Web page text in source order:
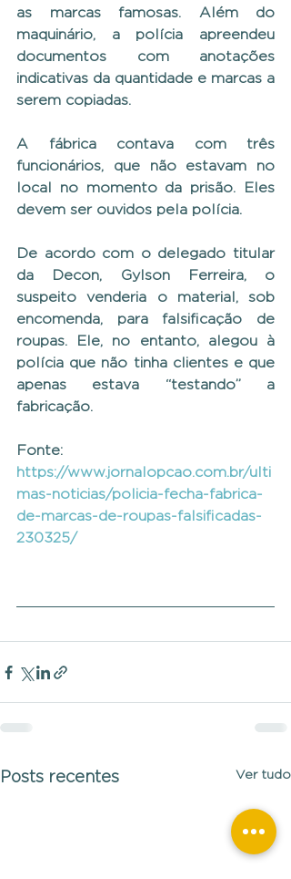
as marcas famosas. Além do
maquinário, a polícia apreendeu
documentos com anotações
indicativas da quantidade e marcas a
serem copiadas.
A fábrica contava com três
funcionários, que não estavam no
local no momento da prisão. Eles
devem ser ouvidos pela polícia.
De acordo com o delegado titular
da Decon, Gylson Ferreira, o
suspeito venderia o material, sob
encomenda, para falsificação de
roupas. Ele, no entanto, alegou à
polícia que não tinha clientes e que
apenas estava “testando” a
fabricação.
https://www.jornalopcao.com.br/ulti
mas-noticias/policia-fecha-fabrica-
de-marcas-de-roupas-falsificadas-
230325/
Posts recentes Ver tudo